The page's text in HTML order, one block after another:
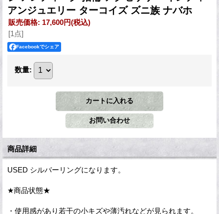
アンジュエリー ターコイズ ズニ族 ナバホ
販売価格: 17,600円(税込)
[1点]
Facebookでシェア
数量:
商品詳細
USED シルバーリングになります。
★商品状態★
・使用感があり若干の小キズや薄汚れなどが見られます。